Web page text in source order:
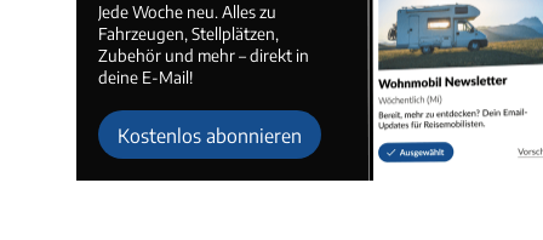
Jede Woche neu. Alles zu
Fahrzeugen, Stellplätzen,
Zubehör und mehr – direkt in
deine E-Mail!
Kostenlos abonnieren